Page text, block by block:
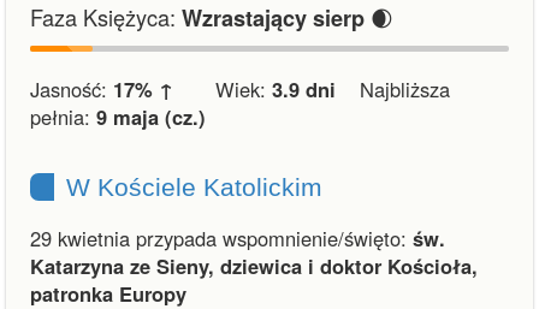
Faza Księżyca: Wzrastający sierp 🌒
Jasność: 17% ↑ Wiek: 3.9 dni Najbliższa
pełnia: 9 maja (cz.)
W Kościele Katolickim
29 kwietnia przypada wspomnienie/święto: św.
Katarzyna ze Sieny, dziewica i doktor Kościoła,
patronka Europy